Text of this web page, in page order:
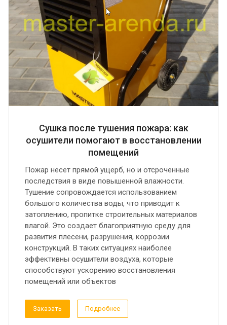
Сушка после тушения пожара: как
осушители помогают в восстановлении
помещений
Пожар несет прямой ущерб, но и отсроченные
последствия в виде повышенной влажности.
Тушение сопровождается использованием
большого количества воды, что приводит к
затоплению, пропитке строительных материалов
влагой. Это создает благоприятную среду для
развития плесени, разрушения, коррозии
конструкций. В таких ситуациях наиболее
эффективны осушители воздуха, которые
способствуют ускорению восстановления
помещений или объектов
Заказать Подробнее